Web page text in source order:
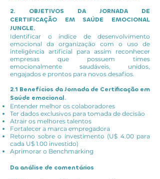
2. OBJETIVOS DA JORNADA DE
CERTIFICAÇÃO EM SAÚDE EMOCIONAL
JUNGLE.
Identificar o índice de desenvolvimento
emocional da organização com o uso de
inteligência artificial para assim reconhecer
empresas que possuem times
emocionalmente saudáveis, unidos,
engajados e prontos para novos desafios.
2.1 Benefícios da Jornada de Certificação em
Saúde emocional.
Entender melhor os colaboradores
Ter dados exclusivos para tomada de decisão
Atrair os melhores talentos
Fortalecer a marca empregadora
Retorno sobre o investimento (U$ 4.00 para
cada U$ 1.00 investido)
Aprimorar o Benchmarking
Da análise de comentários